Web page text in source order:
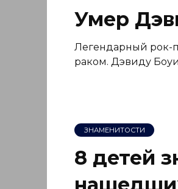
Умер
Легендарный рок-
раком. Дэвиду
ЗНАМЕНИТОСТИ
8 детей